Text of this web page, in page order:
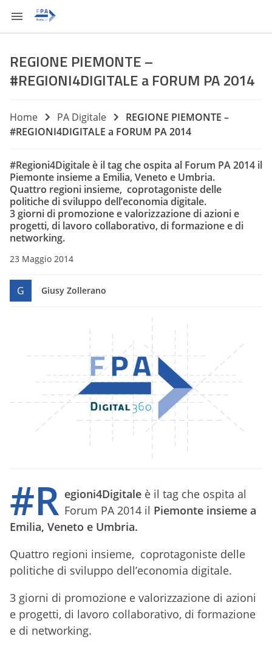
REGIONE PIEMONTE –
#REGIONI4DIGITALE a FORUM PA 2014
Home PA Digitale
REGIONE PIEMONTE –
#REGIONI4DIGITALE a FORUM PA 2014
#Regioni4Digitaleè il tag che ospita al Forum PA 2014 il
Piemonte insieme a Emilia, Veneto e Umbria.
Quattro regioni insieme, coprotagoniste delle
politiche di sviluppo dell’economia digitale.
3 giorni di promozione e valorizzazione di azioni e
progetti, di lavoro collaborativo, di formazione e di
networking.
23 Maggio 2014
G Giusy Zollerano
#R egioni4Digitale è il tag che ospita al
Forum PA 2014 il Piemonte insieme a
Emilia, Veneto e Umbria.
Quattro regioni insieme, coprotagoniste delle
politiche di sviluppo dell’economia digitale.
3 giorni di promozione e valorizzazione di azioni
e progetti, di lavoro collaborativo, di formazione
e di networking.